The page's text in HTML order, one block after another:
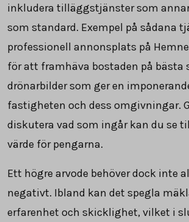
inkludera tilläggstjänster som
som standard. Exempel på sådana
professionell annonsplats på
för att framhäva bostaden på bästa
drönarbilder som ger en
fastigheten och dess omgivningar.
diskutera vad som ingår kan du se
värde för pengarna.
Ett högre arvode behöver dock inte
negativt. Ibland kan det spegla
erfarenhet och skicklighet, vilket i